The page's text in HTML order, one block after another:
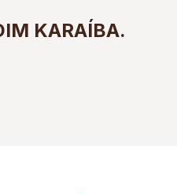
KARAÍBA.